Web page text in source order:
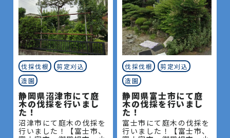
伐採伐根
剪定刈込
造園
静岡県沼津市にて庭
木の伐採を行いまし
た！
沼津市にて庭木の伐採を
行いました！【富士市、
伐採伐根
剪定刈込
造園
静岡県富士市にて庭
木の伐採を行いまし
た！
富士市にて庭木の伐採を
行いました！【富士市、